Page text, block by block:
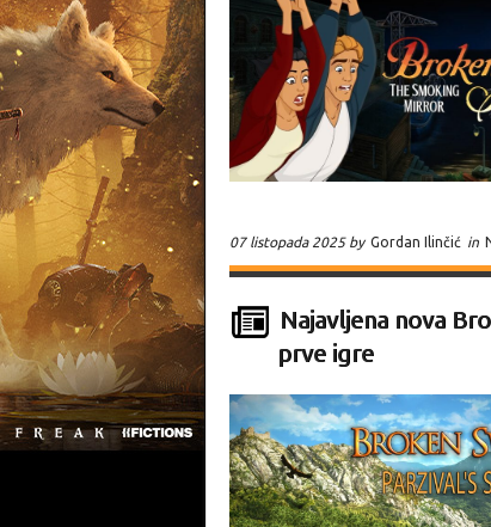
07 listopada 2025 by Gordan Ilinčić in
Najavljena nova
prve igre